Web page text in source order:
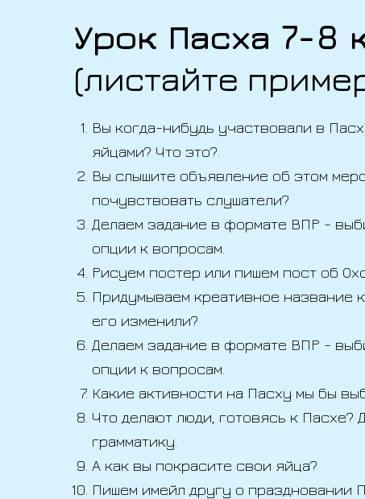
Урок Пасха 7-8
(листайте
Вы когда-нибудь участвовали в
яйцами? Что это?.
Вы слышите объявление об этом
почувствовать слушатели?
Делаем задание в формате ВПР -
опции к вопросам.
Рисуем постер или пишем пост об
Придумываем креативное название
его изменили?
Делаем задание в формате ВПР -
опции к вопросам.
Какие активности на Пасху мы бы
Что делают люди, готовясь к Пасхе?
грамматику.
А как вы покрасите свои яйца?
Пишем имейл другу о праздновании